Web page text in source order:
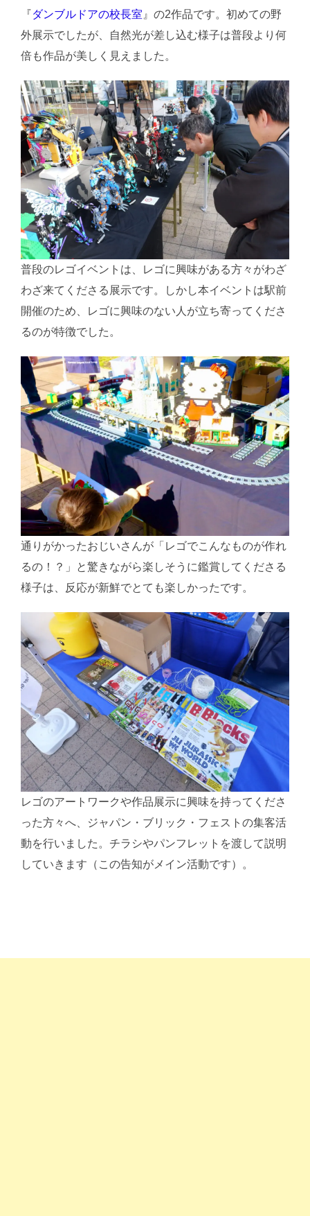
『ダンブルドアの校長室 』の2作品です。初めての野
外展示でしたが、自然光が差し込む様子は普段より何
倍も作品が美しく見えました。
普段のレゴイベントは、レゴに興味がある方々がわざ
わざ来てくださる展示です。しかし本イベントは駅前
開催のため、レゴに興味のない人が立ち寄ってくださ
るのが特徴でした。
通りがかったおじいさんが「レゴでこんなものが作れ
るの！？」と驚きながら楽しそうに鑑賞してくださる
様子は、反応が新鮮でとても楽しかったです。
レゴのアートワークや作品展示に興味を持ってくださ
った方々へ、ジャパン・ブリック・フェストの集客活
動を行いました。チラシやパンフレットを渡して説明
していきます（この告知がメイン活動です）。